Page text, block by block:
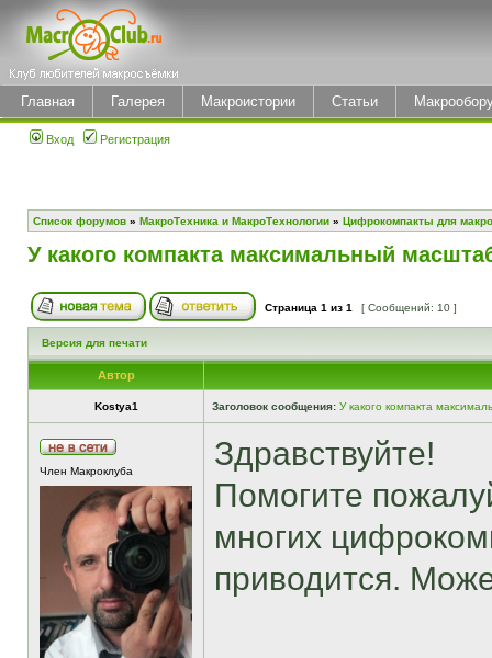
Главная Галерея Макроистории Статьи
Вход Регистрация
Список форумов » МакроТехника и МакроТехнологии » Цифрокомпакты для
У какого компакта максимальный
Страница 1 из 1 [ Сообщений: 10 ]
Версия для печати
Автор
Kostya1 Заголовок сообщения: У какого компакта
Член Макроклуба
Здравствуйте!
Помогите
многих
приводится.